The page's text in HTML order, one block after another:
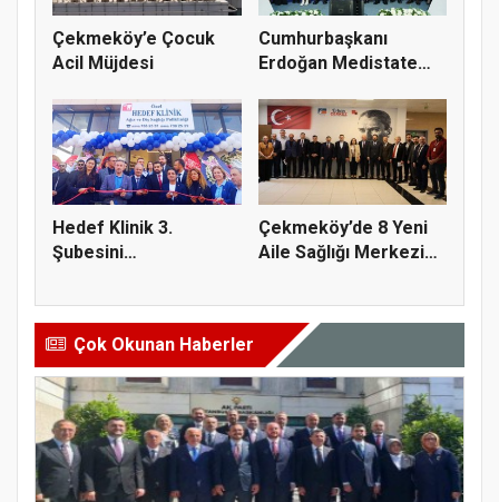
Çekmeköy’e Çocuk
Acil Müjdesi
Cumhurbaşkanı
Erdoğan Medistate
Hedef Klinik 3.
Şubesini
Çekmeköy’de 8 Yeni
Aile Sağlığı Merkezi
Çok Okunan Haberler